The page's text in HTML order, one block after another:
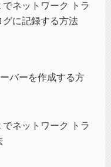
ネットワーク トラ
に記録する方法
バーを作成する方
ネットワーク トラ